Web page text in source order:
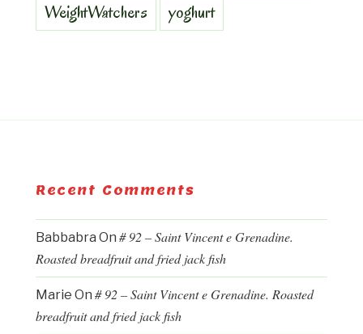
WeightWatchers
yoghurt
Recent Comments
Babbabra On # 92 – Saint Vincent e Grenadine.
Roasted breadfruit and fried jack fish
Marie On # 92 – Saint Vincent e Grenadine. Roasted
breadfruit and fried jack fish